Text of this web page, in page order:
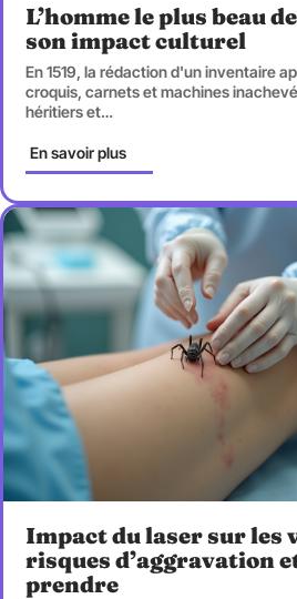
L’homme le plus beau
son impact culturel
En 1519, la rédaction d'un inventaire
croquis, carnets et machines
héritiers et…
En savoir plus
Impact du laser sur les
risques d’aggravation
prendre